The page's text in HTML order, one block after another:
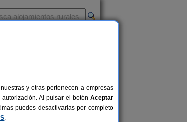
rural placentero
casas rurales con spa
a la vez que relajante
y otras pertenecen a empresas
Al pulsar el botón Aceptar
puedes desactivarlas por completo
.